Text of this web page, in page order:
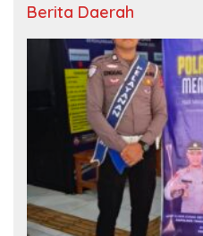
Berita Daerah